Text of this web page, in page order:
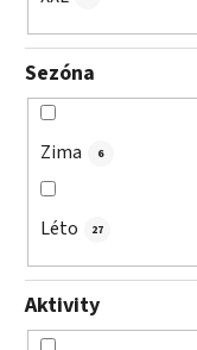
Sezóna
Zima 6
Léto 27
Aktivity